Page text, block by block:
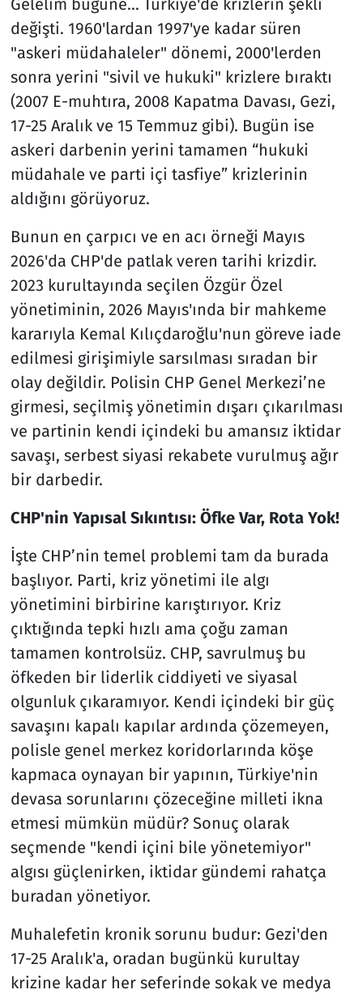
Gelelim bugüne... Türkiye'de krizlerin şekli
değişti. 1960'lardan 1997'ye kadar süren
"askeri müdahaleler" dönemi, 2000'lerden
sonra yerini "sivil ve hukuki" krizlere bıraktı
(2007 E-muhtıra, 2008 Kapatma Davası, Gezi,
17-25 Aralık ve 15 Temmuz gibi). Bugün ise
askeri darbenin yerini tamamen “hukuki
müdahale ve parti içi tasfiye” krizlerinin
aldığını görüyoruz.
Bunun en çarpıcı ve en acı örneği Mayıs
2026'da CHP'de patlak veren tarihi krizdir.
2023 kurultayında seçilen Özgür Özel
yönetiminin, 2026 Mayıs'ında bir mahkeme
kararıyla Kemal Kılıçdaroğlu'nun göreve iade
edilmesi girişimiyle sarsılması sıradan bir
olay değildir. Polisin CHP Genel Merkezi’ne
girmesi, seçilmiş yönetimin dışarı çıkarılması
ve partinin kendi içindeki bu amansız iktidar
savaşı, serbest siyasi rekabete vurulmuş ağır
bir darbedir.
CHP'nin Yapısal Sıkıntısı: Öfke Var, Rota Yok!
İşte CHP’nin temel problemi tam da burada
başlıyor. Parti, kriz yönetimi ile algı
yönetimini birbirine karıştırıyor. Kriz
çıktığında tepki hızlı ama çoğu zaman
tamamen kontrolsüz. CHP, savrulmuş bu
öfkeden bir liderlik ciddiyeti ve siyasal
olgunluk çıkaramıyor. Kendi içindeki bir güç
savaşını kapalı kapılar ardında çözemeyen,
polisle genel merkez koridorlarında köşe
kapmaca oynayan bir yapının, Türkiye'nin
devasa sorunlarını çözeceğine milleti ikna
etmesi mümkün müdür? Sonuç olarak
seçmende "kendi içini bile yönetemiyor"
algısı güçlenirken, iktidar gündemi rahatça
buradan yönetiyor.
Muhalefetin kronik sorunu budur: Gezi'den
17-25 Aralık'a, oradan bugünkü kurultay
krizine kadar her seferinde sokak ve medya